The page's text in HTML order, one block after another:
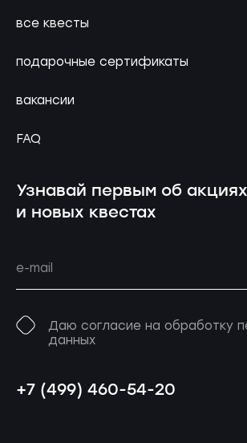
все квесты
подарочные сертификаты
вакансии
FAQ
Узнавай первым об
и новых квестах
Даю согласие на обработку
данных
+7 (499) 460-54-20